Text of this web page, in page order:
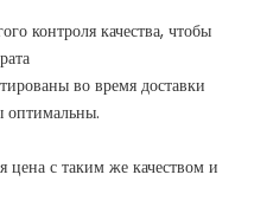
контроля качества, чтобы
во время доставки
оптимальны.
цена с таким же качеством и